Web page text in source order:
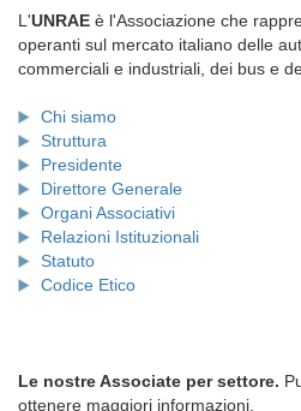
L'UNRAE è l'Associazione che
operanti sul mercato italiano delle
commerciali e industriali, dei bus e
Chi siamo
Struttura
Presidente
Direttore Generale
Organi Associativi
Relazioni Istituzionali
Statuto
Codice Etico
Le nostre Associate per settore.
ottenere maggiori informazioni.